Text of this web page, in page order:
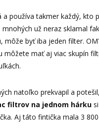
a používa takmer každý, kto
mnohých už neraz sklamal
môže byť iba jeden filter.
môžete mať aj viac skupín
natoľko prekvapil a
filtrov na jednom hárku
Aj táto fintička mala 3